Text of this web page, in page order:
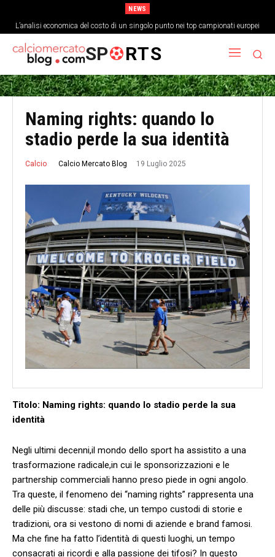
NEWS
L’analisi economica del costo di un singolo punto nei top campionati europei
Come la cultura del gioco corto ha cambiato la struttura fisica dei
centrocampisti
SP RTS
Naming rights: quando lo
stadio perde la sua identità
Calcio Calcio Mercato Blog 19 Luglio 2025
Titolo: Naming​ rights: quando lo⁤ stadio perde la sua​
identità
Negli ultimi decenni,il mondo dello‍ sport ha assistito ⁤a una
trasformazione radicale,in cui‍ le⁣ sponsorizzazioni e ⁤le⁤
partnership commerciali hanno preso piede in ogni angolo.
Tra queste, il ⁣fenomeno dei⁢ “naming rights” rappresenta una⁢
delle⁤ più discusse: stadi che,⁤ un tempo custodi ⁢di storie ​e
tradizioni, ‌ora⁣ si vestono di⁣ nomi di aziende e‍ brand famosi.
Ma che fine ha fatto l’identità di questi ⁢luoghi,⁤ un tempo
consacrati ai ricordi ⁢e ⁢alla passione dei tifosi? ⁤In questo